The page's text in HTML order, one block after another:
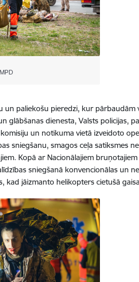
un paliekošu pieredzi, kur pārbaudām
glābšanas dienesta, Valsts policijas,
un notikuma vietā izveidoto
sniegšanu, smagos ceļa satiksmes
Kopā ar Nacionālajiem
sniegšanā konvencionālas un
kad jāizmanto helikopters cietušā